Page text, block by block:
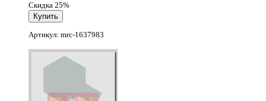
Скидка 25%
Артикул: mrc-1637983